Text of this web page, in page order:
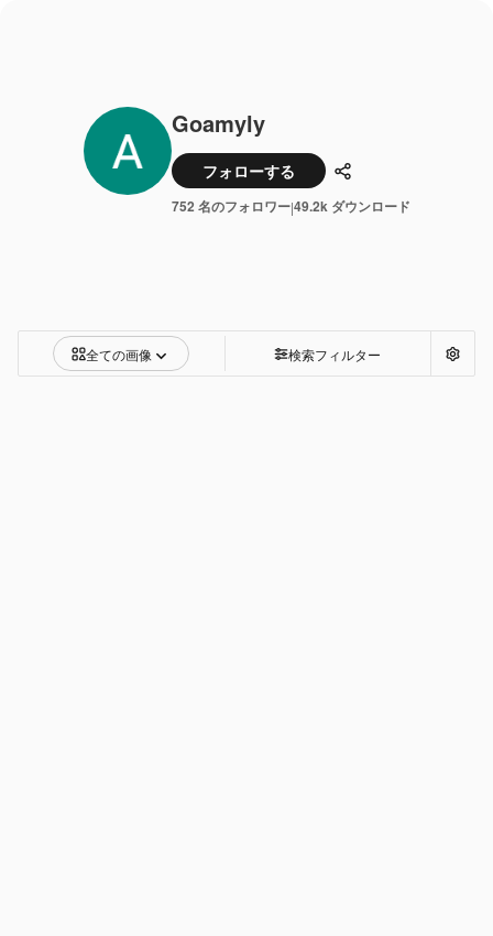
Goamyly
フォローする 共有
752 名のフォロワー|49.2k ダウンロード
全ての画像 検索フィルター